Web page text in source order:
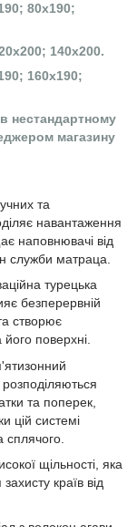
80х190;
140х200.
160х190;
нестандартному
магазину
та
навантаження
наповнювачі від
служби матраца.
турецька
безперервній
створює
поверхні.
та поперек,
цій системі
сплячого.
щільності, яка
країв від